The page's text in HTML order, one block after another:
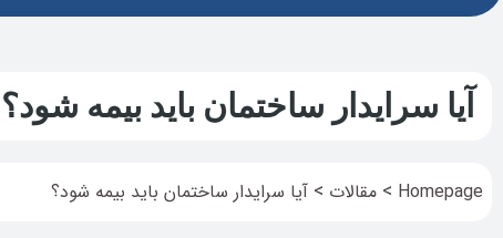
آیا سرایدار ساختمان باید بیمه شود؟
Homepage
> مقالات > آیا سرایدار ساختمان باید بیمه شود؟